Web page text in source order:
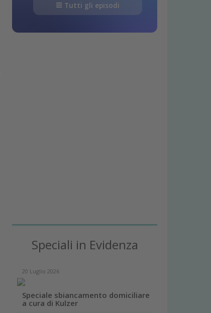
Tutti gli episodi
Speciali in Evidenza
20 Luglio 2026
Speciale sbiancamento domiciliare
a cura di Kulzer